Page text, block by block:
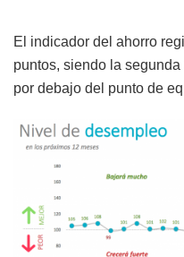
El indicador del ahorro
puntos, siendo la
por debajo del punto de